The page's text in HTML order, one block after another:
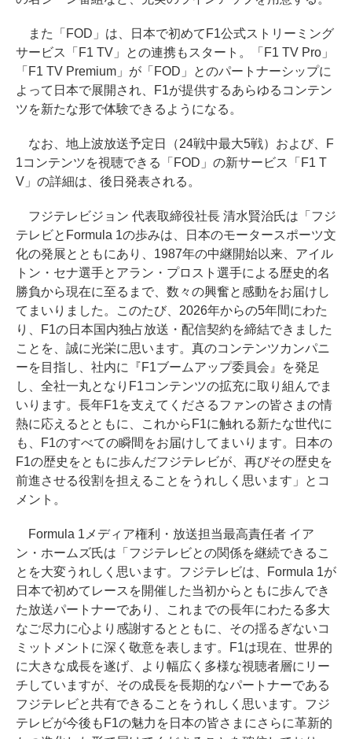
また「FOD」は、日本で初めてF1公式ストリーミング
サービス「F1 TV」との連携もスタート。「F1 TV Pro」
「F1 TV Premium」が「FOD」とのパートナーシップに
よって日本で展開され、F1が提供するあらゆるコンテン
ツを新たな形で体験できるようになる。
なお、地上波放送予定日（24戦中最大5戦）および、F
1コンテンツを視聴できる「FOD」の新サービス「F1 T
V」の詳細は、後日発表される。
フジテレビジョン 代表取締役社長 清水賢治氏は「フジ
テレビとFormula 1の歩みは、日本のモータースポーツ文
化の発展とともにあり、1987年の中継開始以来、アイル
トン・セナ選手とアラン・プロスト選手による歴史的名
勝負から現在に至るまで、数々の興奮と感動をお届けし
てまいりました。このたび、2026年からの5年間にわた
り、F1の日本国内独占放送・配信契約を締結できました
ことを、誠に光栄に思います。真のコンテンツカンパニ
ーを目指し、社内に『F1ブームアップ委員会』を発足
し、全社一丸となりF1コンテンツの拡充に取り組んでま
いります。長年F1を支えてくださるファンの皆さまの情
熱に応えるとともに、これからF1に触れる新たな世代に
も、F1のすべての瞬間をお届けしてまいります。日本の
F1の歴史をともに歩んだフジテレビが、再びその歴史を
前進させる役割を担えることをうれしく思います」とコ
メント。
Formula 1メディア権利・放送担当最高責任者 イア
ン・ホームズ氏は「フジテレビとの関係を継続できるこ
とを大変うれしく思います。フジテレビは、Formula 1が
日本で初めてレースを開催した当初からともに歩んでき
た放送パートナーであり、これまでの長年にわたる多大
なご尽力に心より感謝するとともに、その揺るぎないコ
ミットメントに深く敬意を表します。F1は現在、世界的
に大きな成長を遂げ、より幅広く多様な視聴者層にリー
チしていますが、その成長を長期的なパートナーである
フジテレビと共有できることをうれしく思います。フジ
テレビが今後もF1の魅力を日本の皆さまにさらに革新的